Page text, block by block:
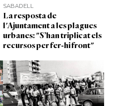
SABADELL
La resposta de
l'Ajuntament a les plagues
urbanes: "S’han triplicat els
recursos per fer-hi front"